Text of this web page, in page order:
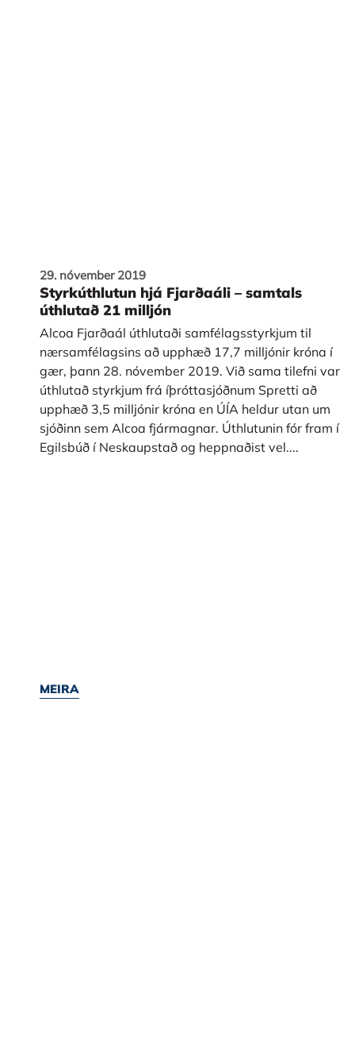
29. nóvember 2019
Styrkúthlutun hjá Fjarðaáli – samtals
úthlutað 21 milljón
Alcoa Fjarðaál úthlutaði samfélagsstyrkjum til
nærsamfélagsins að upphæð 17,7 milljónir króna í
gær, þann 28. nóvember 2019. Við sama tilefni var
úthlutað styrkjum frá íþróttasjóðnum Spretti að
upphæð 3,5 milljónir króna en ÚÍA heldur utan um
sjóðinn sem Alcoa fjármagnar. Úthlutunin fór fram í
Egilsbúð í Neskaupstað og heppnaðist vel....
MEIRA